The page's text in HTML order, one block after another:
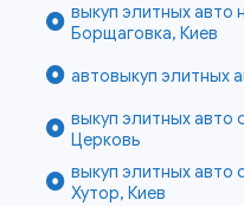
выкуп элитных
Борщаговка, Киев
автовыкуп элитных
выкуп элитных авто
Церковь
выкуп элитных авто
Хутор, Киев